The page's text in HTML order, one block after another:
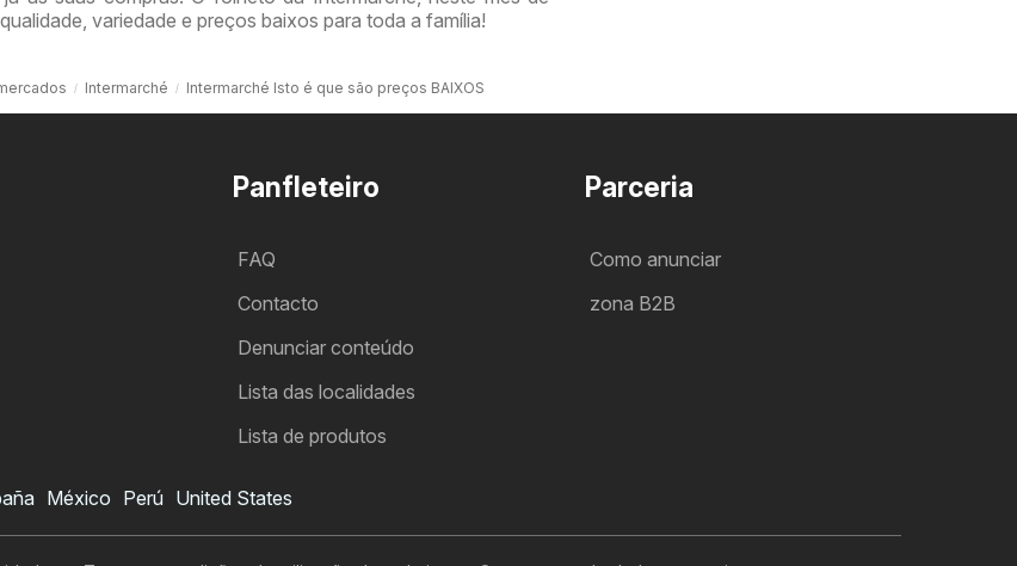
Folheto Intermarché
variedade e preços baixos para toda a família!
Intermarché Intermarché Isto é que são preços BAIXOS
Panfleteiro
FAQ
Contacto
Denunciar conteúdo
Lista das localidades
Lista de produtos
Parceria
Como anunciar
zona B2B
México Perú United States